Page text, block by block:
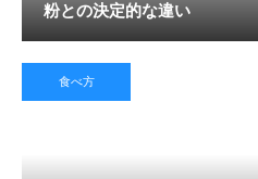
粉との決定的な違い
食べ方